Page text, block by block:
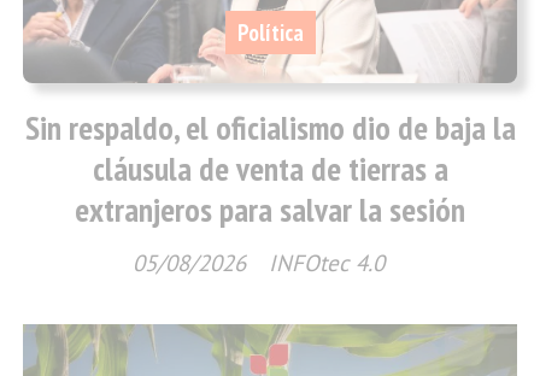
Sin respaldo, el oficialismo dio de baja la
cláusula de venta de tierras a
extranjeros para salvar la sesión
INFOtec 4.0
Política
05/08/2026